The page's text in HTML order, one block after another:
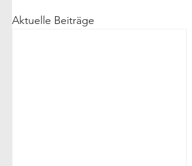
Aktuelle Beiträge